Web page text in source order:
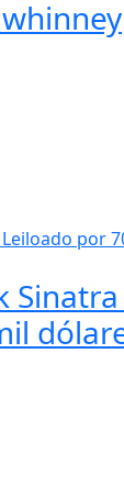
do
Sinatra é